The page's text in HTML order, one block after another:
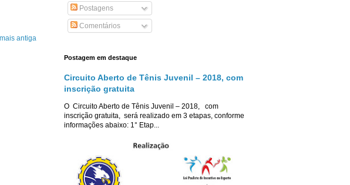
antiga
Postagens
Comentários
Postagem em destaque
Circuito Aberto de Tênis Juvenil – 2018, com
inscrição gratuita
O Circuito Aberto de Tênis Juvenil – 2018, com
inscrição gratuita, será realizado em 3 etapas, conforme
informações abaixo: 1° Etap...